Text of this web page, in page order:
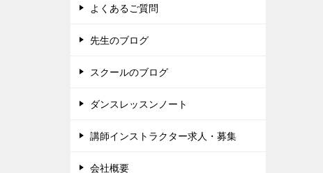
よくあるご質問
先生のブログ
スクールのブログ
ダンスレッスンノート
講師インストラクター求人・募集
会社概要